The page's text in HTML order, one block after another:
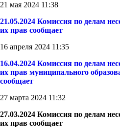
21 мая 2024 11:38
21.05.2024 Комиссия по делам
их прав сообщает
16 апреля 2024 11:35
16.04.2024 Комиссия по делам
их прав муниципального
сообщает
27 марта 2024 11:32
27.03.2024 Комиссия по делам
их прав сообщает